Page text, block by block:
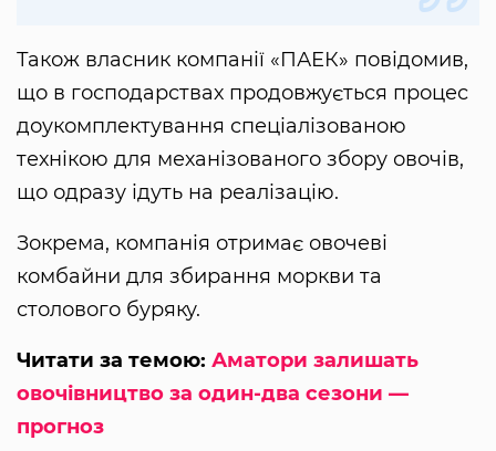
Також власник компанії «ПАЕК» повідомив,
що в господарствах продовжується процес
доукомплектування спеціалізованою
технікою для механізованого збору овочів,
що одразу ідуть на реалізацію.
Зокрема, компанія отримає овочеві
комбайни для збирання моркви та
столового буряку.
Читати за темою: Аматори залишать
овочівництво за один-два сезони —
прогноз